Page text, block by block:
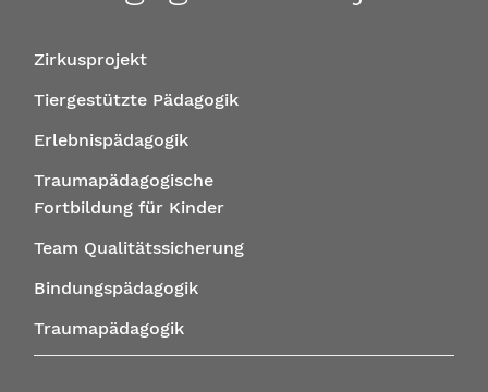
Zirkusprojekt
Tiergestützte Pädagogik
Erlebnispädagogik
Traumapädagogische
Fortbildung für Kinder
Team Qualitätssicherung
Bindungspädagogik
Traumapädagogik